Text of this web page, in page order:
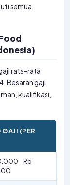
semua
rata-rata
Besaran gaji
kualifikasi,
GAJI (PER
– Rp